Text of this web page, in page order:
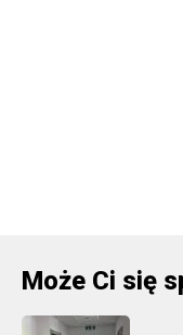
Może Ci się